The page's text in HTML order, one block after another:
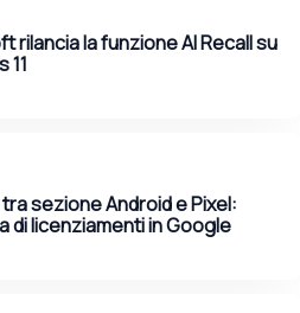
rilancia la funzione AI Recall su
11
sezione Android e Pixel:
di licenziamenti in Google